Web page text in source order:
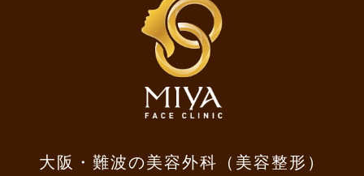
大阪・難波の美容外科（美容整形）